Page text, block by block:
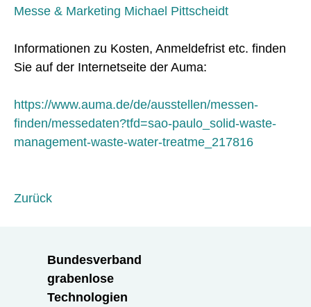
Messe & Marketing Michael Pittscheidt
Informationen zu Kosten, Anmeldefrist etc. finden
Sie auf der Internetseite der Auma:
https://www.auma.de/de/ausstellen/messen-
finden/messedaten?tfd=sao-paulo_solid-waste-
management-waste-water-treatme_217816
Zurück
Bundesverband
grabenlose
Technologien